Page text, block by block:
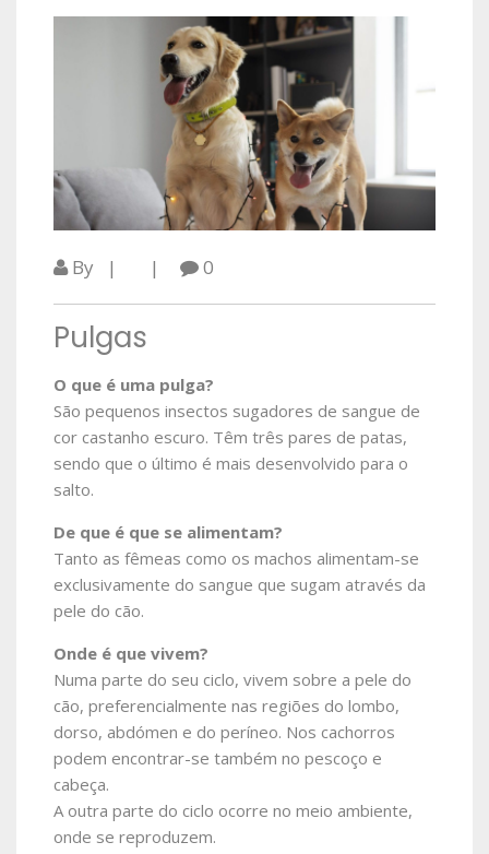
By 0
Pulgas
O que é uma pulga?
São pequenos insectos sugadores de sangue de
cor castanho escuro. Têm três pares de patas,
sendo que o último é mais desenvolvido para o
salto.
De que é que se alimentam?
Tanto as fêmeas como os machos alimentam-se
exclusivamente do sangue que sugam através da
pele do cão.
Onde é que vivem?
Numa parte do seu ciclo, vivem sobre a pele do
cão, preferencialmente nas regiões do lombo,
dorso, abdómen e do períneo. Nos cachorros
podem encontrar-se também no pescoço e
cabeça.
A outra parte do ciclo ocorre no meio ambiente,
onde se reproduzem.